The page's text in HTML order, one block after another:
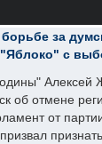
за
"Яблоко" с
Алексей
об отмене
от